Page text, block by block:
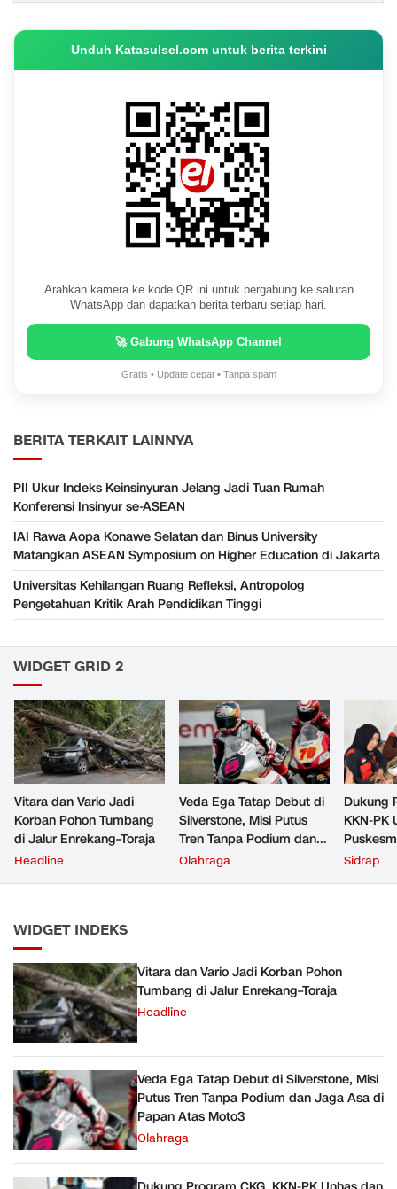
Unduh Katasulsel.com untuk berita terkini
Arahkan kamera ke kode QR ini untuk bergabung ke saluran
WhatsApp dan dapatkan berita terbaru setiap hari.
🚀 Gabung WhatsApp Channel
Gratis • Update cepat • Tanpa spam
BERITA TERKAIT LAINNYA
PII Ukur Indeks Keinsinyuran Jelang Jadi Tuan Rumah
Konferensi Insinyur se-ASEAN
IAI Rawa Aopa Konawe Selatan dan Binus University
Matangkan ASEAN Symposium on Higher Education di Jakarta
Universitas Kehilangan Ruang Refleksi, Antropolog
Pengetahuan Kritik Arah Pendidikan Tinggi
WIDGET GRID 2
Vitara dan Vario Jadi
Korban Pohon Tumbang
di Jalur Enrekang–Toraja
Headline
Veda Ega Tatap Debut di
Silverstone, Misi Putus
Tren Tanpa Podium dan
Jaga Asa di Papan Atas
Olahraga
Dukung
KKN-PK
Sidrap
WIDGET INDEKS
Vitara dan Vario Jadi Korban Pohon
Tumbang di Jalur Enrekang–Toraja
Headline
Veda Ega Tatap Debut di Silverstone, Misi
Putus Tren Tanpa Podium dan Jaga Asa di
Papan Atas Moto3
Olahraga